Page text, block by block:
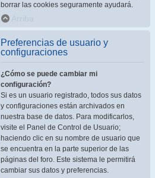
borrar las cookies seguramente ayudará.
Arriba
Preferencias de usuario y
configuraciones
¿Cómo se puede cambiar mi
configuración?
Si es un usuario registrado, todos sus datos
y configuraciones están archivados en
nuestra base de datos. Para modificarlos,
visite el Panel de Control de Usuario;
haciendo clic en su nombre de usuario que
se encuentra en la parte superior de las
páginas del foro. Este sistema le permitirá
cambiar sus datos y preferencias.